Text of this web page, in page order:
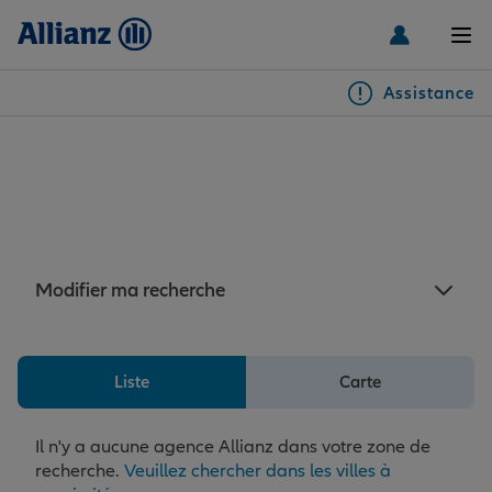
Assistance
Modifier ma recherche
Liste Carte
Il n'y a aucune agence Allianz dans votre zone de
recherche. Veuillez chercher dans les villes à